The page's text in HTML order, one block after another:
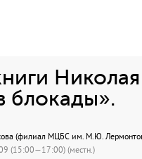
блокады».
(филиал МЦБС им. М.Ю.
(15:00—17:00) (местн.)